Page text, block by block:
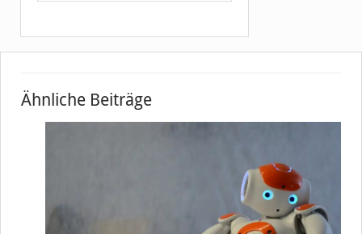
Ähnliche Beiträge